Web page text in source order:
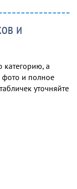
и
а
фото и полное
уточняйте